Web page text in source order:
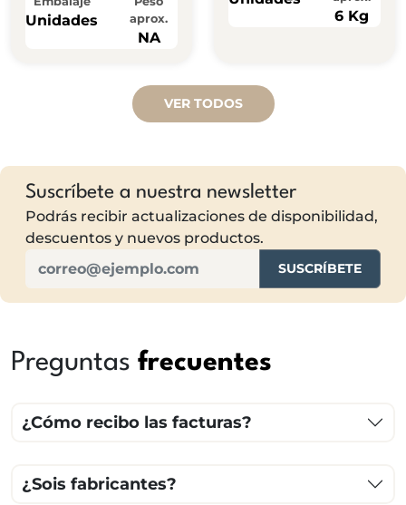
Unidades
aprox.
NA
6 Kg
VER TODOS
Suscríbete a nuestra newsletter
Podrás recibir actualizaciones de disponibilidad,
descuentos y nuevos productos.
SUSCRÍBETE
Preguntas frecuentes
¿Cómo recibo las facturas?
¿Sois fabricantes?